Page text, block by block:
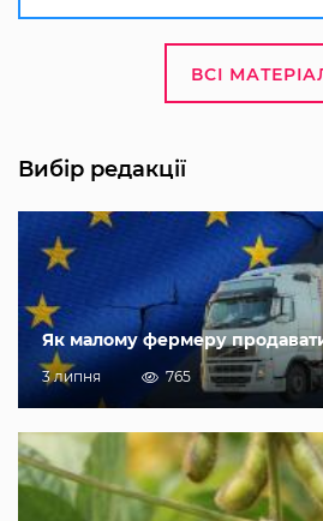
ВСІ
Вибір редакції
Як малому фермеру
3 липня 765